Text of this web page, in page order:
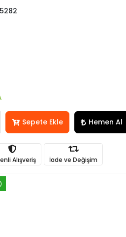
Sepete Ekle Hemen Al
Alışveriş İade ve Değişim